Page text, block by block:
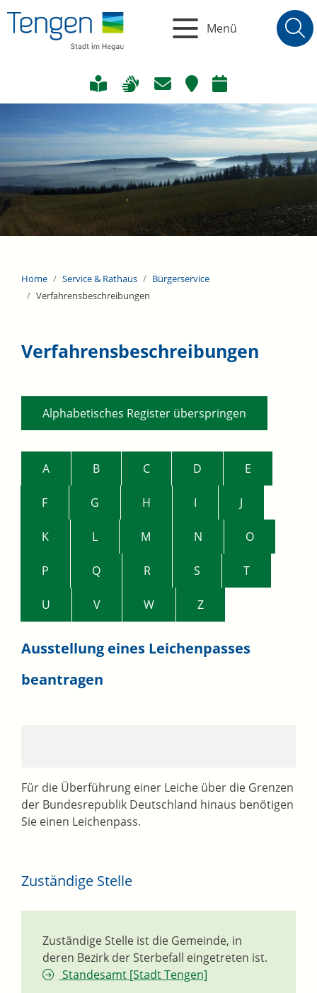
Menü
Home Service & Rathaus
Bürgerservice
Verfahrensbeschreibungen
Verfahrensbeschreibungen
Alphabetisches Register überspringen
A B C D E
F G H I J
K L M N O
P Q R S T
U V W Z
Ausstellung eines Leichenpasses
beantragen
Für die Überführung einer Leiche über die Grenzen
der Bundesrepublik Deutschland hinaus benötigen
Sie einen Leichenpass.
Zuständige Stelle
Zuständige Stelle ist die Gemeinde, in
deren Bezirk der Sterbefall eingetreten ist.
Standesamt [Stadt Tengen]